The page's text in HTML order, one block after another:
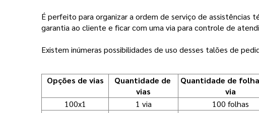
É perfeito para organizar a ordem de serviço de
garantia ao cliente e ficar com uma via para controle de
Existem inúmeras possibilidades de uso desses talões de
Opções de vias
Quantidade de
vias
Quantidade de
via
100x1
1 via 100 folhas